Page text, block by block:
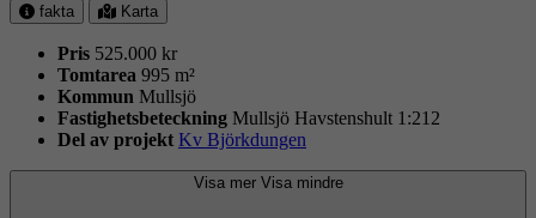
fakta Karta
Pris 525.000 kr
Tomtarea 995 m²
Kommun Mullsjö
Fastighets­beteckning Mullsjö Havstenshult 1:212
Del av projekt Kv Björkdungen
Visa mer Visa mindre